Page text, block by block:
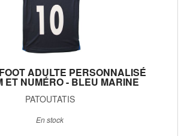
ADULTE PERSONNALISÉ
ET NUMÉRO - BLEU MARINE
PATOUTATIS
En stock